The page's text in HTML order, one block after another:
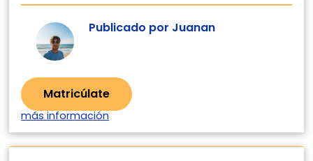
Publicado por Juanan
Matricúlate
más información